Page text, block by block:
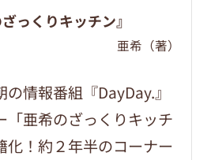
っくりキッチン』
亜希（著）
情報番組『DayDay.』
「亜希のざっくりキッチ
化！約２年半のコーナー